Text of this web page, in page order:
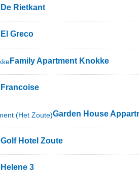
De Rietkant
El Greco
Family Apartment Knokke
Francoise
Garden House
Golf Hotel Zoute
Helene 3